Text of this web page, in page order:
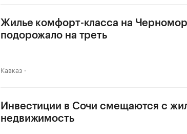
Жилье комфорт-класса на
подорожало на треть
Кавказ
Инвестиции в Сочи смещаются с
недвижимость